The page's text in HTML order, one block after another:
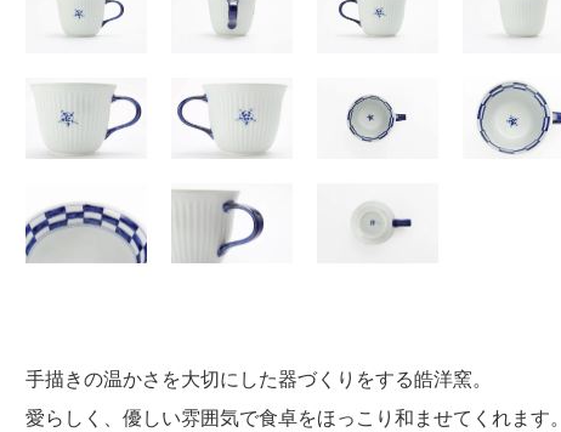
手描きの温かさを大切にした器づくりをする皓洋窯。
愛らしく、優しい雰囲気で食卓をほっこり和ませてくれます。